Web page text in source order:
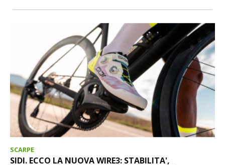
SCARPE
SIDI. ECCO LA NUOVA WIRE3: STABILITA',